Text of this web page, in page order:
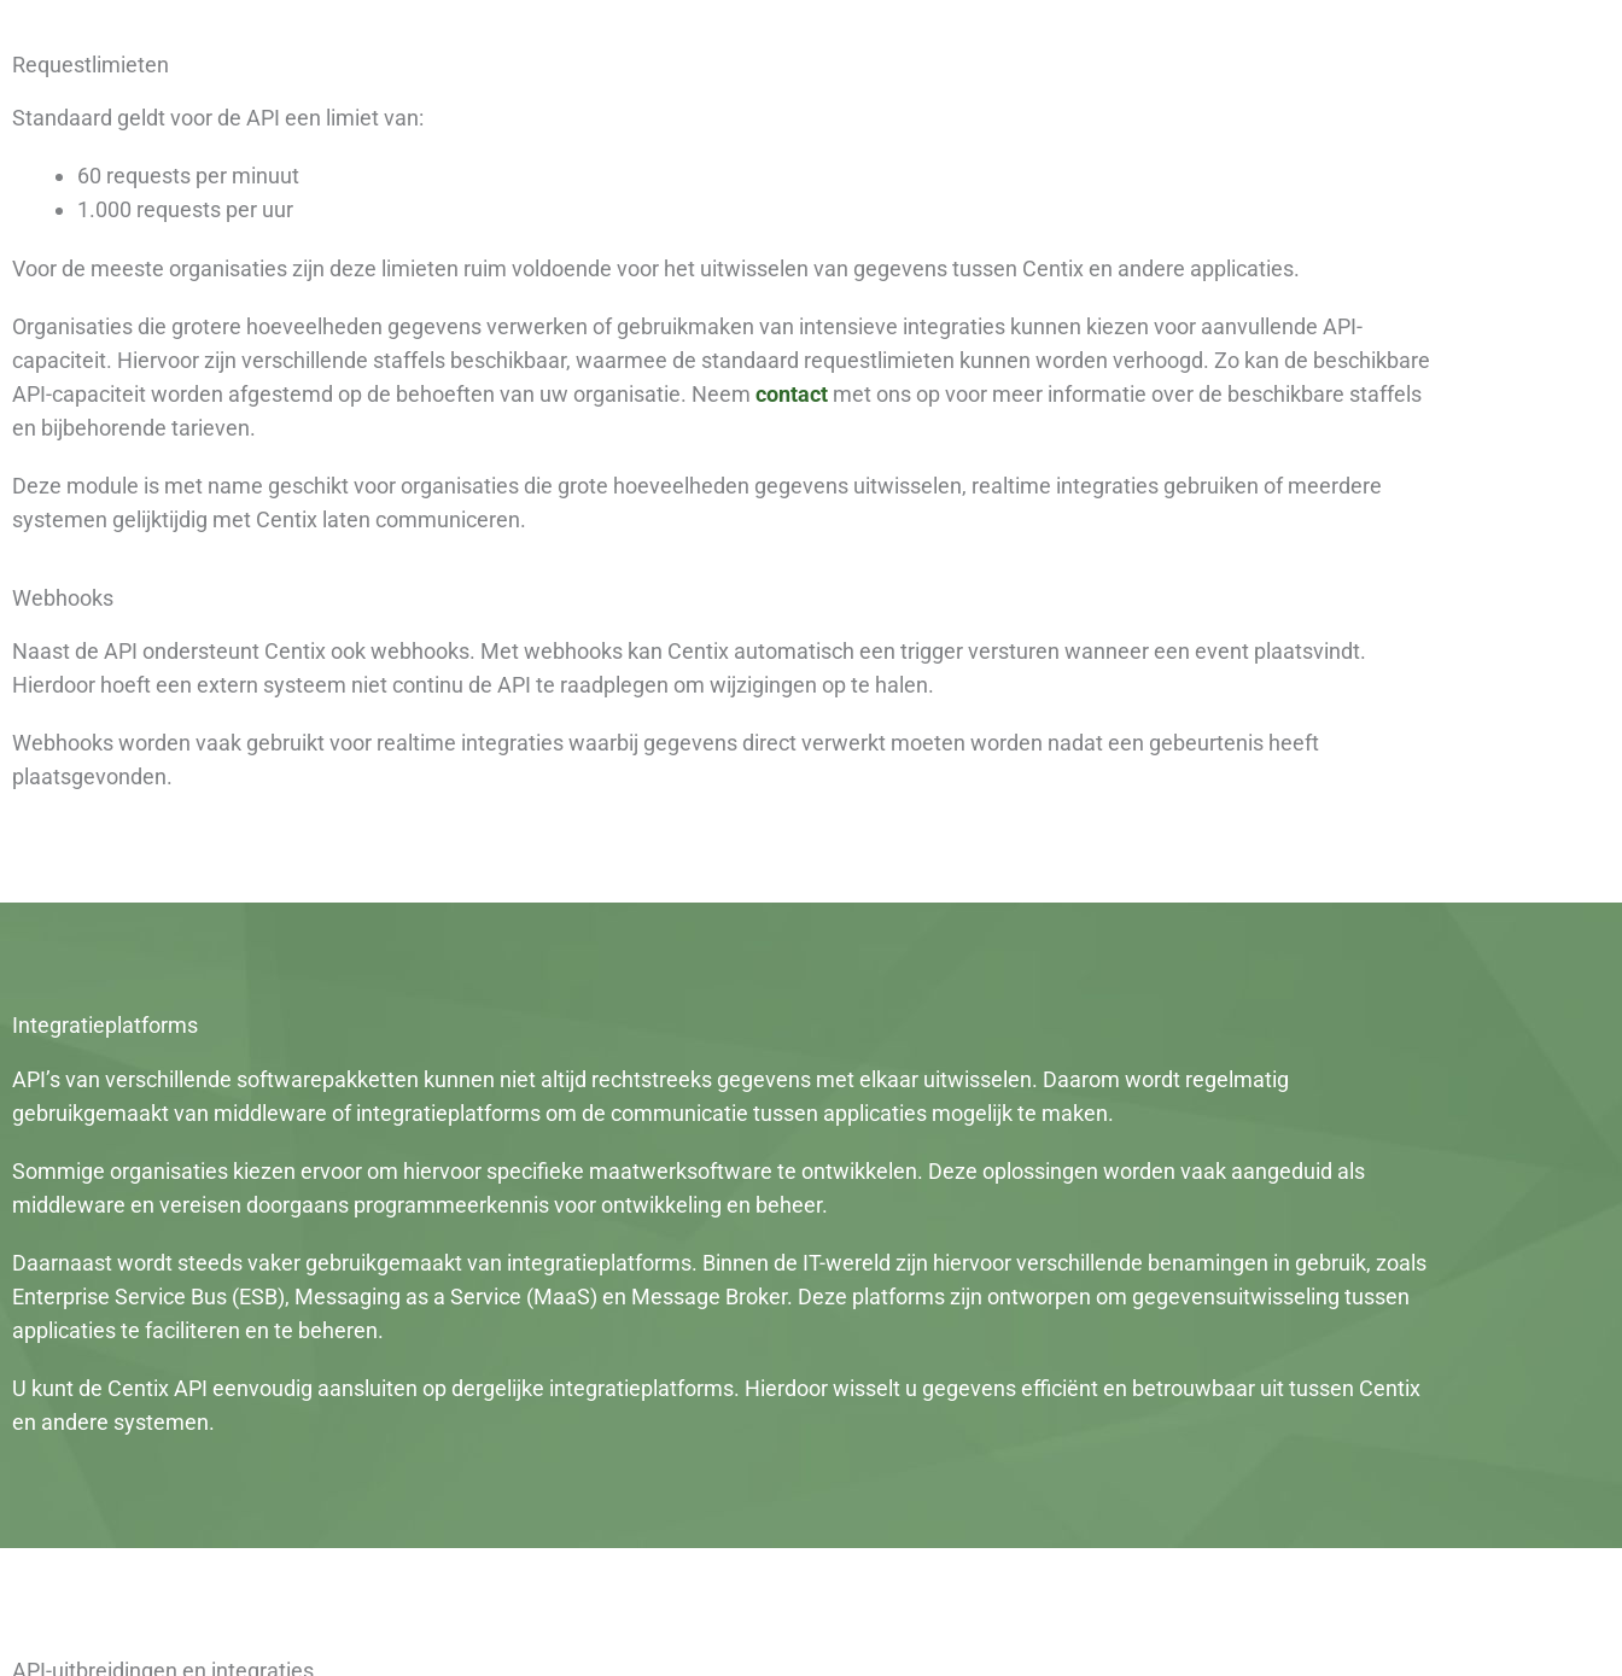
Requestlimieten
Standaard geldt voor de API een limiet van:
60 requests per minuut
1.000 requests per uur
Voor de meeste organisaties zijn deze limieten ruim voldoende voor het uitwisselen van gegevens tussen Centix en andere applicaties.
Organisaties die grotere hoeveelheden gegevens verwerken of gebruikmaken van intensieve integraties kunnen kiezen voor aanvullende API-
capaciteit. Hiervoor zijn verschillende staffels beschikbaar, waarmee de standaard requestlimieten kunnen worden verhoogd. Zo kan de beschikbare
API-capaciteit worden afgestemd op de behoeften van uw organisatie. Neem contact met ons op voor meer informatie over de beschikbare staffels
en bijbehorende tarieven.
Deze module is met name geschikt voor organisaties die grote hoeveelheden gegevens uitwisselen, realtime integraties gebruiken of meerdere
systemen gelijktijdig met Centix laten communiceren.
Webhooks
Naast de API ondersteunt Centix ook webhooks. Met webhooks kan Centix automatisch een trigger versturen wanneer een event plaatsvindt.
Hierdoor hoeft een extern systeem niet continu de API te raadplegen om wijzigingen op te halen.
Webhooks worden vaak gebruikt voor realtime integraties waarbij gegevens direct verwerkt moeten worden nadat een gebeurtenis heeft
plaatsgevonden.
Integratieplatforms
API’s van verschillende softwarepakketten kunnen niet altijd rechtstreeks gegevens met elkaar uitwisselen. Daarom wordt regelmatig
gebruikgemaakt van middleware of integratieplatforms om de communicatie tussen applicaties mogelijk te maken.
Sommige organisaties kiezen ervoor om hiervoor specifieke maatwerksoftware te ontwikkelen. Deze oplossingen worden vaak aangeduid als
middleware en vereisen doorgaans programmeerkennis voor ontwikkeling en beheer.
Daarnaast wordt steeds vaker gebruikgemaakt van integratieplatforms. Binnen de IT-wereld zijn hiervoor verschillende benamingen in gebruik, zoals
Enterprise Service Bus (ESB), Messaging as a Service (MaaS) en Message Broker. Deze platforms zijn ontworpen om gegevensuitwisseling tussen
applicaties te faciliteren en te beheren.
U kunt de Centix API eenvoudig aansluiten op dergelijke integratieplatforms. Hierdoor wisselt u gegevens efficiënt en betrouwbaar uit tussen Centix
en andere systemen.
API-uitbreidingen en integraties